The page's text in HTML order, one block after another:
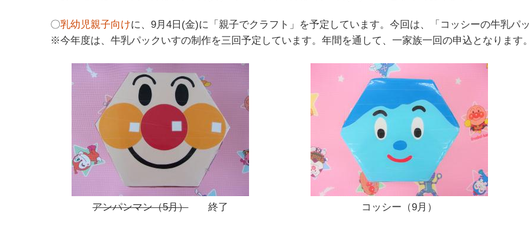
〇乳幼児親子向けに、9月4日(金)に「親子でクラフト」を予定しています。今回は、「コッシーの牛乳パ
※今年度は、牛乳パックいすの制作を三回予定しています。年間を通して、一家族一回の申込となります
アンパンマン（5月）終了 コッシー（9月）